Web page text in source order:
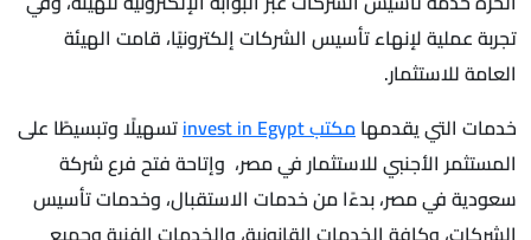
تجربة عملية لإنهاء تأسيس الشركات إلكترونيًا، قامت الهيئة
العامة للاستثمار.
خدمات التي يقدمهامكتب invest in Egypt
تسهيلًا وتبسيطًا على
المستثمر الأجنبي للاستثمار في مصر، وإتاحة فتح فرع شركة
سعودية في مصر، بدءًا من خدمات الاستقبال، وخدمات تأسيس